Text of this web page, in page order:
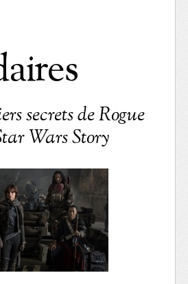
secrets de Rogue
Wars Story